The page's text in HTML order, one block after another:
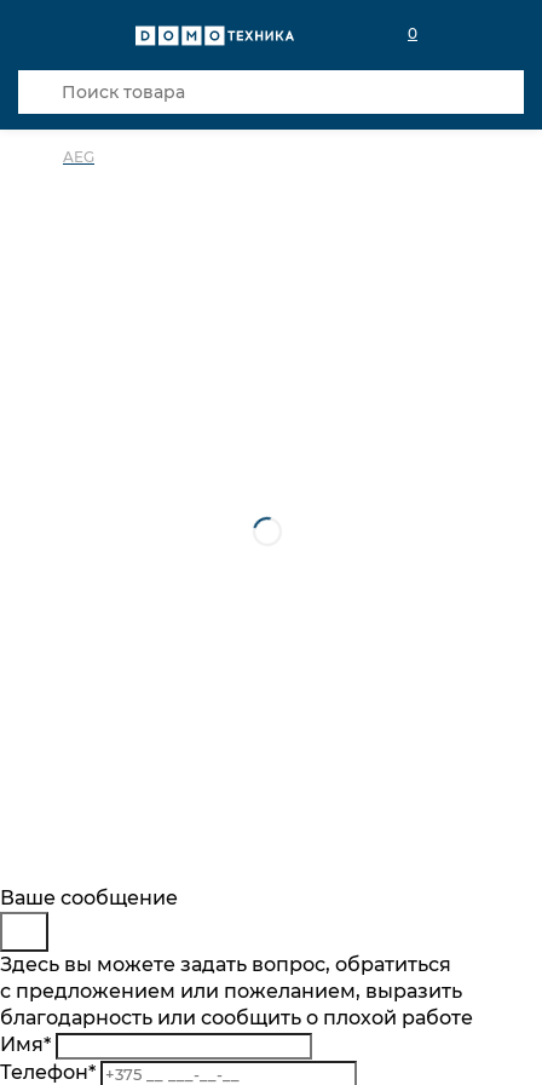
0
AEG
Описание
Отзывы
Основные характеристики
Количество температурных режимов, шт
5
Диапазон температур от °C до °C
Будьте в курсе
Подпишитесь на последние обновления
и узнавайте о новинках и специальных
предложениях первыми
Подписаться
Заказ обратного звонка
Представьтесь
Телефон*
Комментарий
Ваше сообщение
Здесь вы можете задать вопрос, обратиться
с предложением или пожеланием, выразить
благодарность или сообщить о плохой работе
Имя*
Телефон*